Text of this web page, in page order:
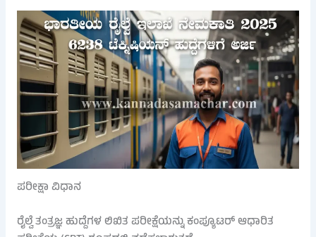
ಪರೀಕ್ಷಾ ವಿಧಾನ
ರೈಲ್ವೆ ತಂತ್ರಜ್ಞ ಹುದ್ದೆಗಳ ಲಿಖಿತ ಪರೀಕ್ಷೆಯನ್ನು ಕಂಪ್ಯೂಟರ್ ಆಧಾರಿತ